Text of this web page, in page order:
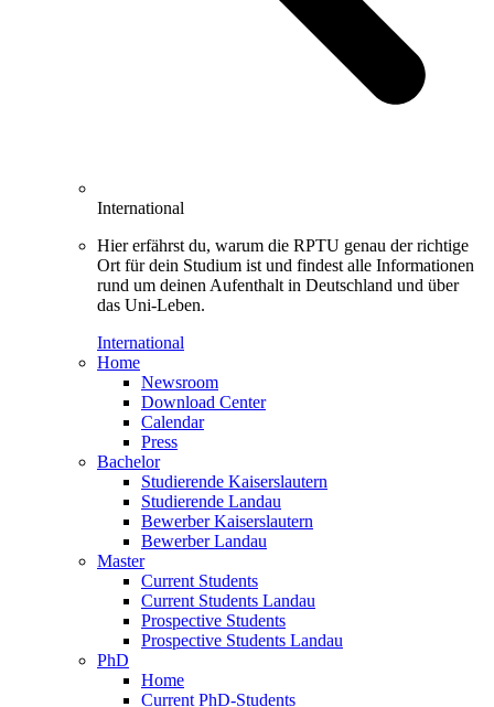
International
Hier erfährst du, warum die RPTU genau der richtige
Ort für dein Studium ist und findest alle Informationen
rund um deinen Aufenthalt in Deutschland und über
das Uni-Leben.
International
Home
Newsroom
Download Center
Calendar
Press
Bachelor
Studierende Kaiserslautern
Studierende Landau
Bewerber Kaiserslautern
Bewerber Landau
Master
Current Students
Current Students Landau
Prospective Students
Prospective Students Landau
PhD
Home
Current PhD-Students